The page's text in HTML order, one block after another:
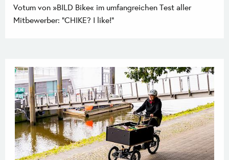
Votum von »BILD Bike« im umfangreichen Test aller
Mitbewerber: "CHIKE? I like!"